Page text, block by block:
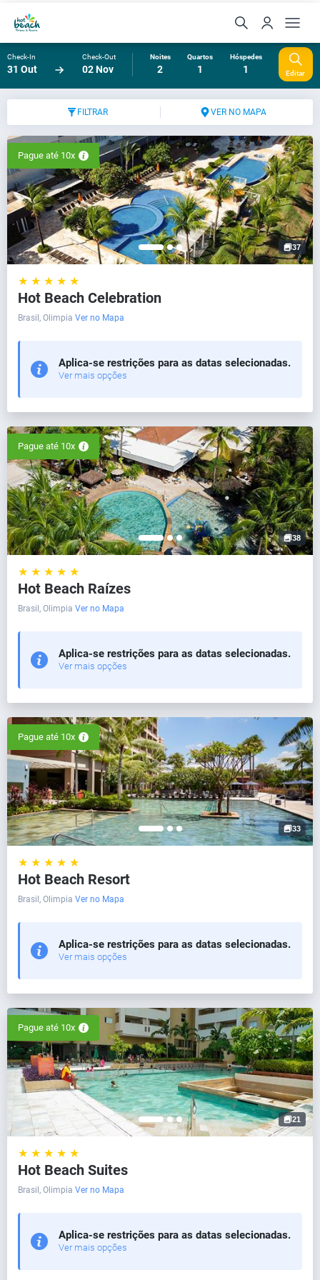
Check-In
31 Out
Check-Out
02 Nov
Noites
2
Quartos
1
Hóspedes
1 Editar
FILTRAR VER NO MAPA
Pague até 10x
37
★ ★ ★ ★ ★
Hot Beach Celebration
Brasil, Olimpia Ver no Mapa
Aplica-se restrições para as datas selecionadas.
Ver mais opções
Pague até 10x
38
★ ★ ★ ★ ★
Hot Beach Raízes
Brasil, Olimpia Ver no Mapa
Aplica-se restrições para as datas selecionadas.
Ver mais opções
Pague até 10x
33
★ ★ ★ ★ ★
Hot Beach Resort
Brasil, Olimpia Ver no Mapa
Aplica-se restrições para as datas selecionadas.
Ver mais opções
Pague até 10x
21
★ ★ ★ ★ ★
Hot Beach Suites
Brasil, Olimpia Ver no Mapa
Aplica-se restrições para as datas selecionadas.
Ver mais opções